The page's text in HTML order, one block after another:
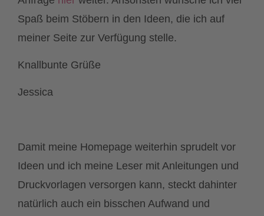
Spaß beim Stöbern in den Ideen, die ich auf
meiner Seite zur Verfügung stelle.
Knallbunte Grüße
Jessica
Damit meine Homepage weiterhin sprudelt vor
Ideen und ich meine Leser mit Anleitungen und
Druckvorlagen versorgen kann, steckt dahinter
natürlich auch ein bisschen Aufwand und